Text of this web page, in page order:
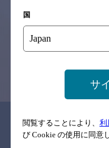
※それぞれのお店のメニュ
予告なしに
念のためお店にご確認の
国
サ
閲覧することにより、 利
び Cookie の使用に同意